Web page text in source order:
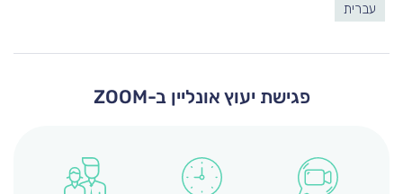
עברית
פגישת יעוץ אונליין ב-ZOOM